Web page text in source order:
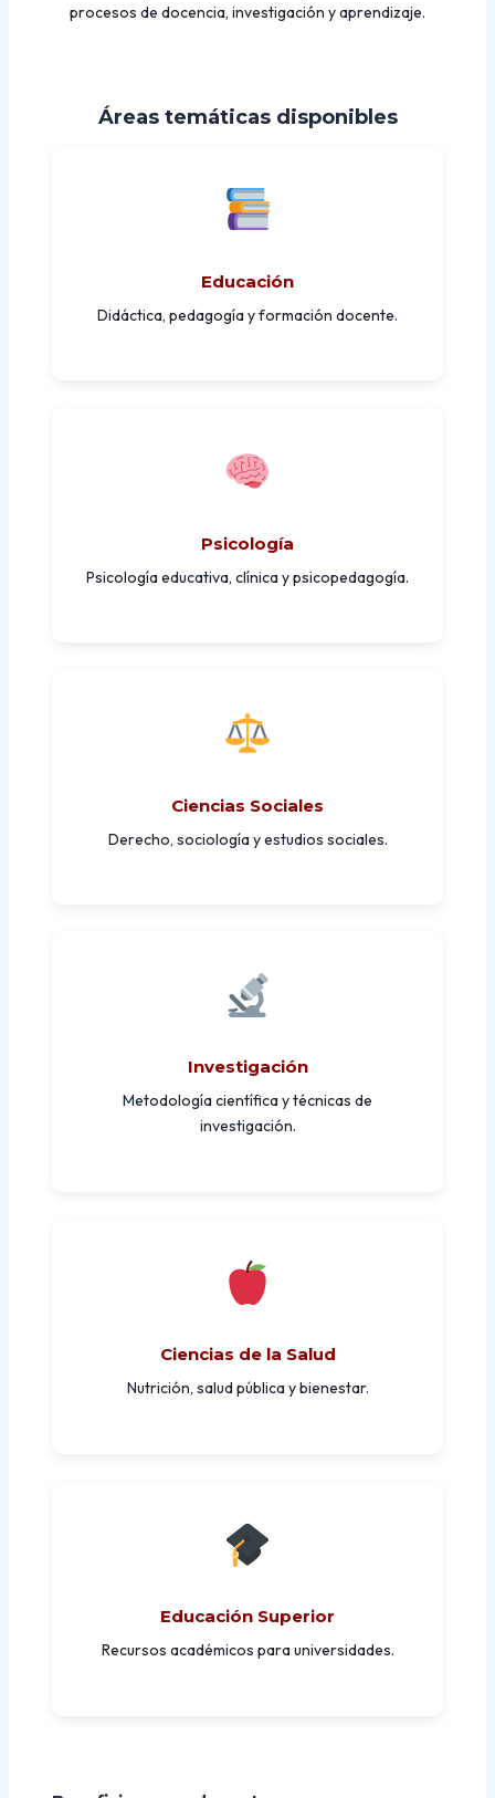
procesos de docencia, investigación y aprendizaje.
Áreas temáticas disponibles
Educación
Didáctica, pedagogía y formación docente.
Psicología
Psicología educativa, clínica y psicopedagogía.
Ciencias Sociales
Derecho, sociología y estudios sociales.
Investigación
Metodología científica y técnicas de
investigación.
Ciencias de la Salud
Nutrición, salud pública y bienestar.
Educación Superior
Recursos académicos para universidades.